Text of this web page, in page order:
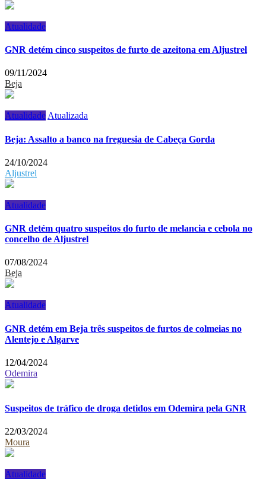
Atualidade
GNR detém cinco suspeitos de furto de azeitona em Aljustrel
09/11/2024
Beja
Atualidade Atualizada
Beja: Assalto a banco na freguesia de Cabeça Gorda
24/10/2024
Aljustrel
Atualidade
GNR detém quatro suspeitos do furto de melancia e cebola no
concelho de Aljustrel
07/08/2024
Beja
Atualidade
GNR detém em Beja três suspeitos de furtos de colmeias no
Alentejo e Algarve
12/04/2024
Odemira
Suspeitos de tráfico de droga detidos em Odemira pela GNR
22/03/2024
Moura
Atualidade